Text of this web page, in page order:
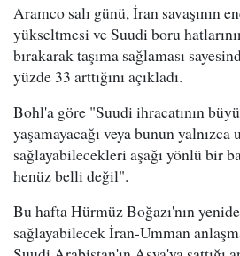
Aramco salı günü, İran savaşının
yükseltmesi ve Suudi boru
bırakarak taşıma sağlaması
yüzde 33 arttığını açıkladı.
Bohl'a göre "Suudi ihracatının
yaşamayacağı veya bunun yalnızca
sağlayabilecekleri aşağı yönlü bir
henüz belli değil".
Bu hafta Hürmüz Boğazı'nın
sağlayabilecek İran-Umman